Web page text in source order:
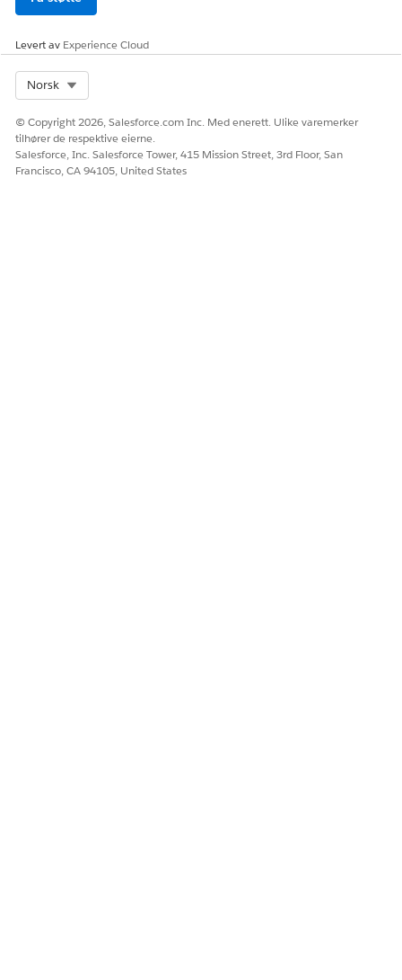
La oss få vite det slik at vi kan forbedre!
Levert av Experience Cloud
Norsk
© Copyright 2026, Salesforce.com Inc. Med enerett. Ulike varemerker
tilhører de respektive eierne.
Salesforce, Inc. Salesforce Tower, 415 Mission Street, 3rd Floor, San
Francisco, CA 94105, United States